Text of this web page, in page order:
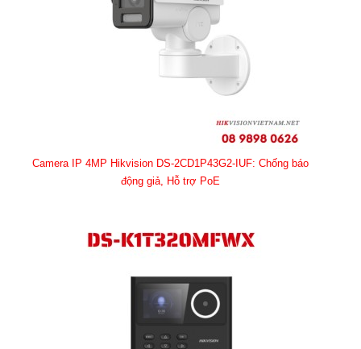
Camera IP 4MP Hikvision DS-2CD1P43G2-IUF: Chống báo
động giả, Hỗ trợ PoE